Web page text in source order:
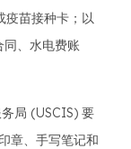
疫苗接种卡；以
、水电费账
局 (USCIS) 要
章、手写​​笔记和